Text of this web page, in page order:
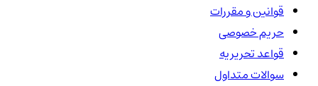
قوانین و مقررات
حریم خصوصی
قواعد تحریریه
سوالات متداول